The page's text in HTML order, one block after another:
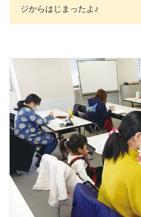
ジからはじまったよ♪